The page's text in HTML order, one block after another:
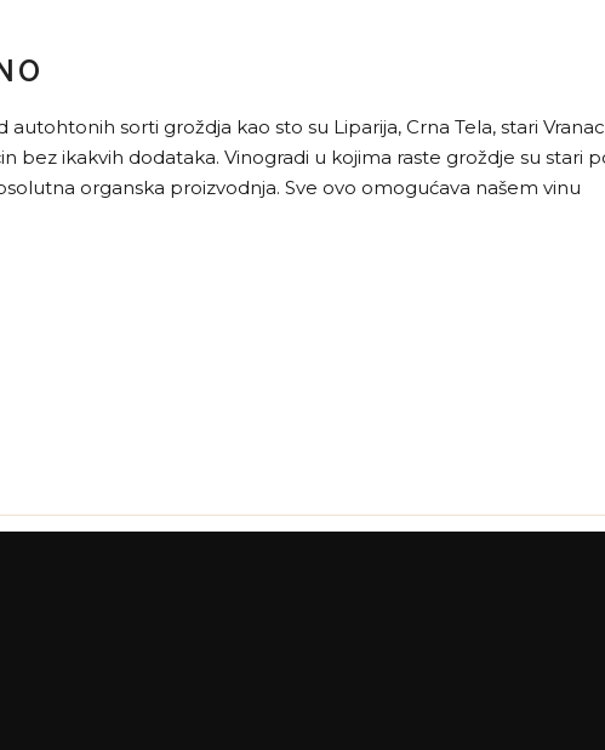
sorti groždja kao sto su Liparija, Crna Tela, stari
bez ikakvih dodataka. Vinogradi u kojima raste groždje su stari
organska proizvodnja. Sve ovo omogućava našem vinu